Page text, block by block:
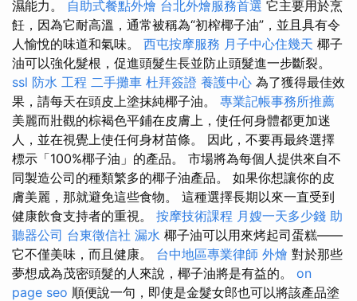
濕能力。 自助式餐點外燴 台北外燴服務首選 它主要用於烹
飪，因為它耐高溫，通常被稱為“初榨椰子油”，並且具有令
人愉悅的味道和氣味。 西屯按摩服務 月子中心住幾天 椰子
油可以強化髮根，促進頭髮生長並防止頭髮進一步斷裂。
ssl 防水 工程 二手攤車 杜拜簽證 養護中心 為了獲得最佳效
果，請每天在頭皮上塗抹純椰子油。 專業記帳事務所推薦
美麗而壯觀的棕褐色平鋪在皮膚上，使任何身體都更加迷
人，並在視覺上使任何身材苗條。 因此，不要再最終選擇
標示「100%椰子油」的產品。 市場將為每個人提供來自不
同製造公司的種類繁多的椰子油產品。 如果你想讓你的皮
膚美麗，那就避免這些食物。 這種選擇長期以來一直受到
健康飲食支持者的重視。 按摩技術課程 月嫂一天多少錢 助
聽器公司 台東徵信社 漏水 椰子油可以用來烤起司蛋糕——
它不僅美味，而且健康。 台中地區專業律師 外燴 對於那些
夢想成為茂密頭髮的人來說，椰子油將是有益的。 on
page seo 順便說一句，即使是金髮女郎也可以將該產品塗